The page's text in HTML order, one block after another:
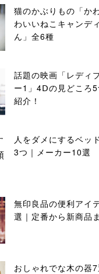
猫のかぶりもの「か
わいいねこキャンデ
ん」全6種
話題の映画「レディ
ー1」4Ⅾの見どころ
紹介！
人をダメにするベッ
3つ｜メーカー10選
無印良品の便利アイ
選｜定番から新商品
おしゃれでな木の器